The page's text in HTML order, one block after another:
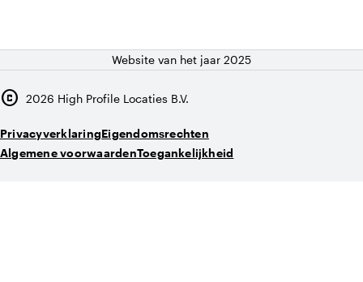
Website van het jaar 2025
copyright 2026 High Profile Locaties B.V.
PrivacyverklaringEigendomsrechten
Algemene voorwaardenToegankelijkheid